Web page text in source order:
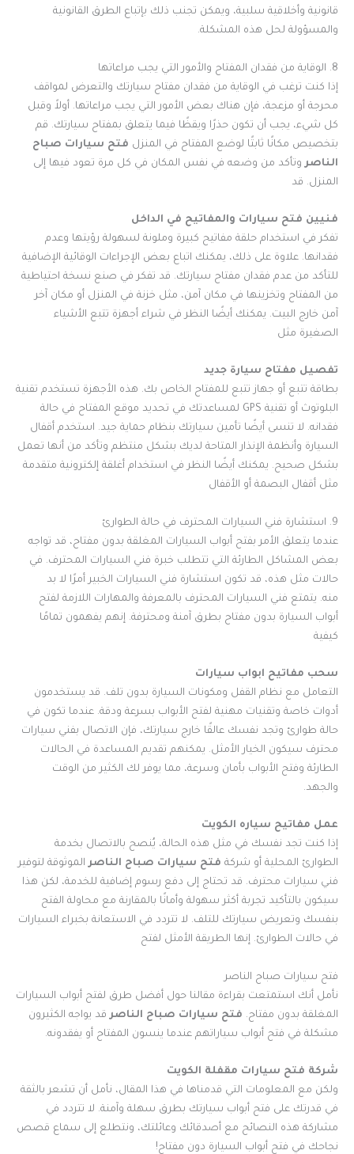
قانونية وأخلاقية سلبية، ويمكن تجنب ذلك بإتباع الطرق القانونية
والمسؤولة لحل هذه المشكلة.
8. الوقاية من فقدان المفتاح والأمور التي يجب مراعاتها
إذا كنت ترغب في الوقاية من فقدان مفتاح سيارتك والتعرض لمواقف
محرجة أو مزعجة، فإن هناك بعض الأمور التي يجب مراعاتها. أولاً وقبل
كل شيء، يجب أن تكون حذرًا ويقظًا فيما يتعلق بمفتاح سيارتك. قم
بتخصيص مكانًا ثابتًا لوضع المفتاح في المنزل فتح سيارات صباح
الناصر وتأكد من وضعه في نفس المكان في كل مرة تعود فيها إلى
المنزل. قد
فنيين فتح سيارات والمفاتيح في الداخل
تفكر في استخدام حلقة مفاتيح كبيرة وملونة لسهولة رؤيتها وعدم
فقدانها. علاوة على ذلك، يمكنك اتباع بعض الإجراءات الوقائية الإضافية
للتأكد من عدم فقدان مفتاح سيارتك. قد تفكر في صنع نسخة احتياطية
من المفتاح وتخزينها في مكان آمن، مثل خزنة في المنزل أو مكان آخر
آمن خارج البيت. يمكنك أيضًا النظر في شراء أجهزة تتبع الأشياء
الصغيرة مثل
تفصيل مفتاح سيارة جديد
بطاقة تتبع أو جهاز تتبع للمفتاح الخاص بك. هذه الأجهزة تستخدم تقنية
البلوتوث أو تقنية GPS لمساعدتك في تحديد موقع المفتاح في حالة
فقدانه. لا تنسى أيضًا تأمين سيارتك بنظام حماية جيد. استخدم أقفال
السيارة وأنظمة الإنذار المتاحة لديك بشكل منتظم وتأكد من أنها تعمل
بشكل صحيح. يمكنك أيضًا النظر في استخدام أغلقة إلكترونية متقدمة
مثل أقفال البصمة أو الأقفال
9. استشارة فني السيارات المحترف في حالة الطوارئ
عندما يتعلق الأمر بفتح أبواب السيارات المغلقة بدون مفتاح، قد تواجه
بعض المشاكل الطارئة التي تتطلب خبرة فني السيارات المحترف. في
حالات مثل هذه، قد تكون استشارة فني السيارات الخبير أمرًا لا بد
منه. يتمتع فني السيارات المحترف بالمعرفة والمهارات اللازمة لفتح
أبواب السيارة بدون مفتاح بطرق آمنة ومحترفة. إنهم يفهمون تمامًا
كيفية
سحب مفاتيح ابواب سيارات
التعامل مع نظام القفل ومكونات السيارة بدون تلف. قد يستخدمون
أدوات خاصة وتقنيات مهنية لفتح الأبواب بسرعة ودقة. عندما تكون في
حالة طوارئ وتجد نفسك عالقًا خارج سيارتك، فإن الاتصال بفني سيارات
محترف سيكون الخيار الأمثل. يمكنهم تقديم المساعدة في الحالات
الطارئة وفتح الأبواب بأمان وسرعة، مما يوفر لك الكثير من الوقت
والجهد.
عمل مفاتيح سياره الكويت
إذا كنت تجد نفسك في مثل هذه الحالة، يُنصح بالاتصال بخدمة
الطوارئ المحلية أو شركة فتح سيارات صباح الناصرالموثوقة لتوفير
فني سيارات محترف. قد تحتاج إلى دفع رسوم إضافية للخدمة، لكن هذا
سيكون بالتأكيد تجربة أكثر سهولة وأمانًا بالمقارنة مع محاولة الفتح
بنفسك وتعريض سيارتك للتلف. لا تتردد في الاستعانة بخبراء السيارات
في حالات الطوارئ. إنها الطريقة الأمثل لفتح
فتح سيارات صباح الناصر
نأمل أنك استمتعت بقراءة مقالنا حول أفضل طرق لفتح أبواب السيارات
المغلقة بدون مفتاح. فتح سيارات صباح الناصر قد يواجه الكثيرون
مشكلة في فتح أبواب سياراتهم عندما ينسون المفتاح أو يفقدونه.
شركة فتح سيارات مقفلة الكويت
ولكن مع المعلومات التي قدمناها في هذا المقال، نأمل أن تشعر بالثقة
في قدرتك على فتح أبواب سيارتك بطرق سهلة وآمنة. لا تتردد في
مشاركة هذه النصائح مع أصدقائك وعائلتك، ونتطلع إلى سماع قصص
نجاحك في فتح أبواب السيارة دون مفتاح!